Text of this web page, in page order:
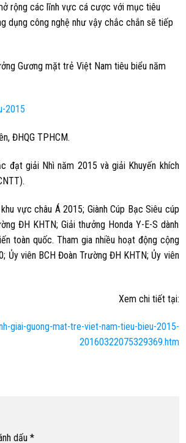
rộng các lĩnh vực cá cược với mục tiêu
dụng công nghệ như vậy chắc chắn sẽ tiếp
Gương mặt trẻ Việt Nam tiêu biểu năm
ĐHQG TPHCM.
đạt giải Nhì năm 2015 và giải Khuyến khích
vực châu Á 2015; Giành Cúp Bạc Siêu cúp
ĐH KHTN; Giải thưởng Honda Y-E-S dành
toàn quốc. Tham gia nhiều hoạt động cộng
Ủy viên BCH Đoàn Trường ĐH KHTN; Ủy viên
Xem chi tiết tại:
giai-guong-mat-tre-viet-nam-tieu-bieu-2015-
20160322075329369.htm
dấu *